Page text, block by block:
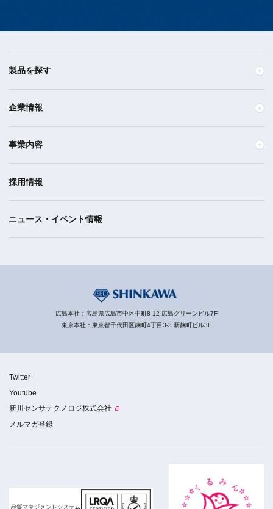
製品を探す
企業情報
事業内容
採用情報
ニュース・イベント情報
広島本社：広島県広島市中区中町8-12 広島グリーンビル7F
東京本社：東京都千代田区麹町4丁目3-3 新麹町ビル3F
Twitter
Youtube
新川センサテクノロジ株式会社
メルマガ登録